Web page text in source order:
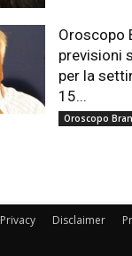
Oroscopo
previsioni
per la
15...
Oroscopo
Privacy Disclaimer